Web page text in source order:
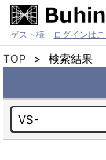
ゲスト様 ログインは
TOP 検索結果